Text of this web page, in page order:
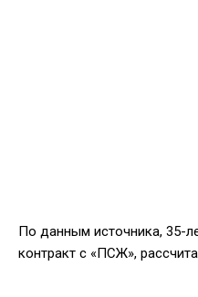
По данным источника, 35-
контракт с «ПСЖ»,